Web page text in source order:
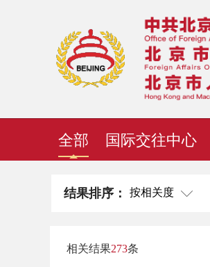
全部 国际交往中心
结果排序： 按相关度
相关结果273条